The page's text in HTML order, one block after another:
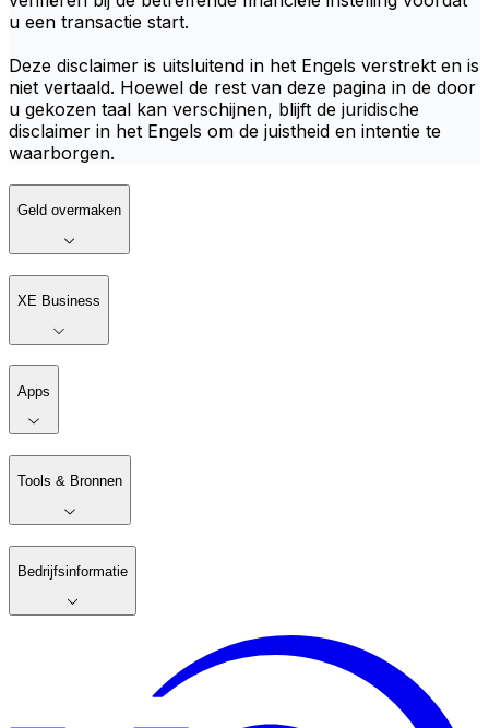
u een transactie start.
Deze disclaimer is uitsluitend in het Engels verstrekt en is
niet vertaald. Hoewel de rest van deze pagina in de door
u gekozen taal kan verschijnen, blijft de juridische
disclaimer in het Engels om de juistheid en intentie te
waarborgen.
Geld overmaken
XE Business
Apps
Tools & Bronnen
Bedrijfsinformatie